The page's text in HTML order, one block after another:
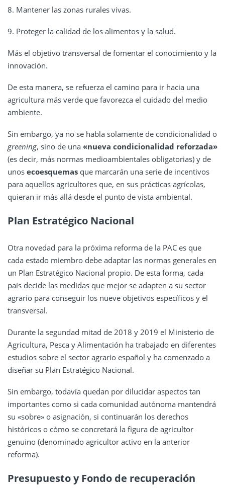
8. Mantener las zonas rurales vivas.
9. Proteger la calidad de los alimentos y la salud.
Más el objetivo transversal de fomentar el conocimiento y la
innovación.
De esta manera, se refuerza el camino para ir hacia una
agricultura más verde que favorezca el cuidado del medio
ambiente.
Sin embargo, ya no se habla solamente de condicionalidad o
greening, sino de una «nueva condicionalidad reforzada»
(es decir, más normas medioambientales obligatorias) y de
unos ecoesquemas que marcarán una serie de incentivos
para aquellos agricultores que, en sus prácticas agrícolas,
quieran ir más allá desde el punto de vista ambiental.
Plan Estratégico Nacional
Otra novedad para la próxima reforma de la PAC es que
cada estado miembro debe adaptar las normas generales en
un Plan Estratégico Nacional propio. De esta forma, cada
país decide las medidas que mejor se adapten a su sector
agrario para conseguir los nueve objetivos específicos y el
transversal.
Durante la segundad mitad de 2018 y 2019 el Ministerio de
Agricultura, Pesca y Alimentación ha trabajado en diferentes
estudios sobre el sector agrario español y ha comenzado a
diseñar su Plan Estratégico Nacional.
Sin embargo, todavía quedan por dilucidar aspectos tan
importantes como si cada comunidad autónoma mantendrá
su «sobre» o asignación, si continuarán los derechos
históricos o cómo se concretará la figura de agricultor
genuino (denominado agricultor activo en la anterior
reforma).
Presupuesto y Fondo de recuperación